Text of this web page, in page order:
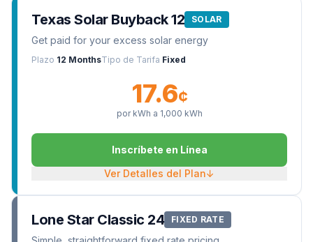
Texas Solar Buyback 12 SOLAR
Get paid for your excess solar energy
Plazo 12 MonthsTipo de Tarifa Fixed
17.6¢
por kWh a 1,000 kWh
Inscríbete en Línea
Ver Detalles del Plan↓
Lone Star Classic 24 FIXED RATE